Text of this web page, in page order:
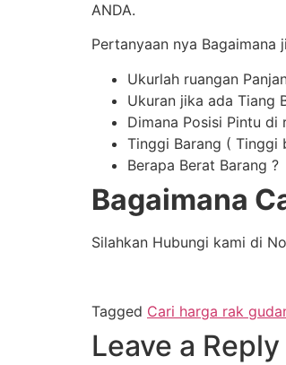
ANDA.
Pertanyaan nya Bagaimana
Ukurlah ruangan
Ukuran jika ada Tiang
Dimana Posisi Pintu di
Tinggi Barang ( Tinggi
Berapa Berat Barang ?
Bagaimana
Silahkan Hubungi kami di
Tagged Cari harga rak
Leave a Reply